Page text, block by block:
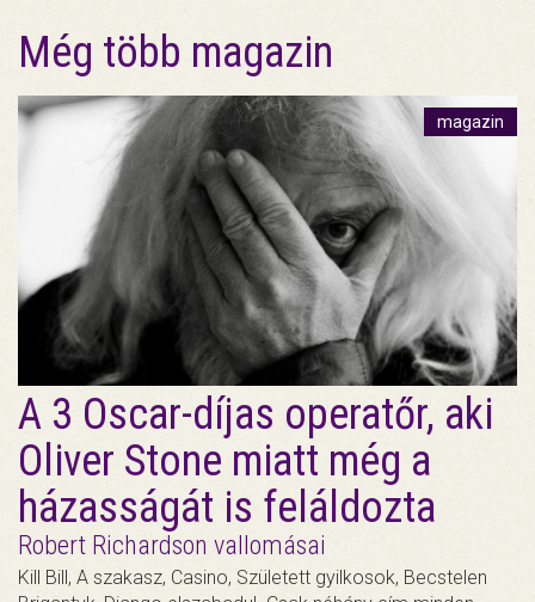
Még több magazin
magazin
A 3 Oscar-díjas operatőr, aki
Oliver Stone miatt még a
házasságát is feláldozta
Robert Richardson vallomásai
Kill Bill, A szakasz, Casino, Született gyilkosok, Becstelen